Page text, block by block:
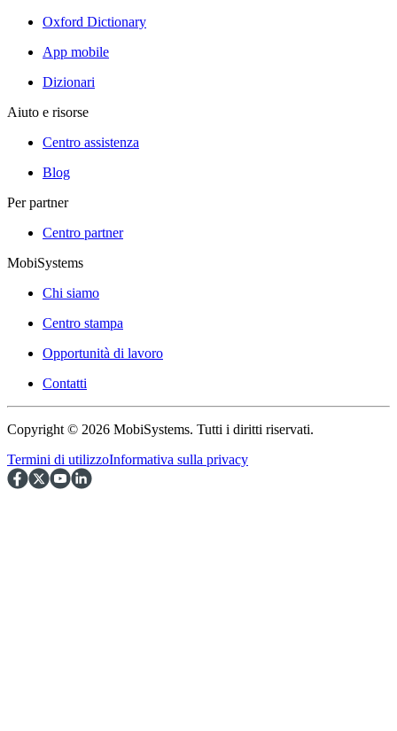
Oxford Dictionary
App mobile
Dizionari
Aiuto e risorse
Centro assistenza
Blog
Per partner
Centro partner
MobiSystems
Chi siamo
Centro stampa
Opportunità di lavoro
Contatti
Copyright © 2026 MobiSystems. Tutti i diritti riservati.
Termini di utilizzoInformativa sulla privacy